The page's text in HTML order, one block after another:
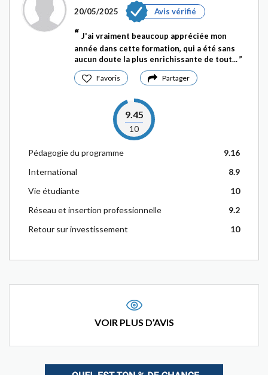
20/05/2025
Avis vérifié
J'ai vraiment beaucoup appréciée mon
année dans cette formation, qui a été sans
aucun doute la plus enrichissante de tout...
Favoris Partager
9.45
10
Pédagogie du programme
9.16
International
8.9
Vie étudiante
10
Réseau et insertion professionnelle
9.2
Retour sur investissement
10
VOIR PLUS D’AVIS